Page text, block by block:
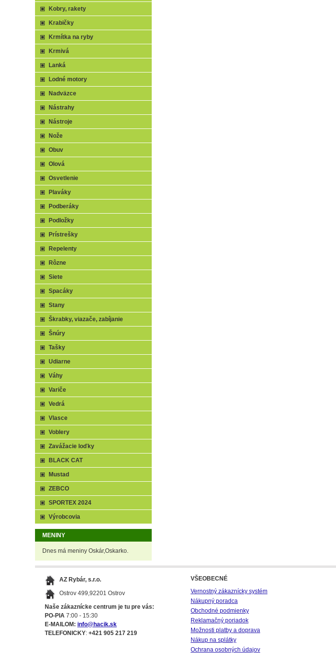
Kobry, rakety
Krabičky
Krmítka na ryby
Krmivá
Lanká
Lodné motory
Nadväzce
Nástrahy
Nástroje
Nože
Obuv
Olová
Osvetlenie
Plaváky
Podberáky
Podložky
Prístrešky
Repelenty
Rôzne
Siete
Spacáky
Stany
Škrabky, viazače, zabíjanie
Šnúry
Tašky
Udiarne
Váhy
Variče
Vedrá
Vlasce
Voblery
Zavážacie loďky
BLACK CAT
Mustad
ZEBCO
SPORTEX 2024
Výrobcovia
MENINY
Dnes má meniny Oskár,Oskarko.
AZ Rybár, s.r.o.
Ostrov 499,92201 Ostrov
Naše zákaznícke centrum je tu pre vás:
PO-PIA 7:00 - 15:30
E-MAILOM: info@hacik.sk
TELEFONICKY: +421 905 217 219
VŠEOBECNÉ
Vernostný zákaznícky systém
Nákupný poradca
Obchodné podmienky
Reklamačný poriadok
Možnosti platby a doprava
Nákup na splátky
Ochrana osobných údajov